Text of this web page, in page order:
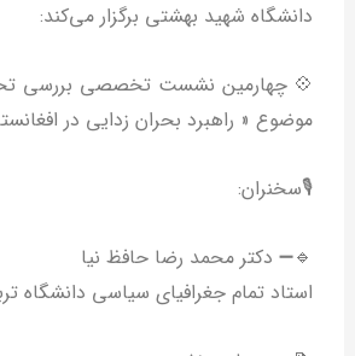
دانشگاه شهید بهشتی برگزار می‌کند:
💠 چهارمین نشست تخصصی بررسی
موضوع « راهبرد بحران زدایی در
🎙️سخنران:
🔹➖ دکتر محمد رضا حافظ‌ نیا
استاد تمام جغرافیای سیاسی دانشگاه